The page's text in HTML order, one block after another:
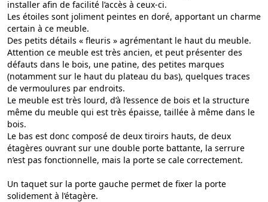
installer afin de facilité l’accès à ceux-ci.
Les étoiles sont joliment peintes en doré, apportant un charme
certain à ce meuble.
Des petits détails « fleuris » agrémentant le haut du meuble.
Attention ce meuble est très ancien, et peut présenter des
défauts dans le bois, une patine, des petites marques
(notamment sur le haut du plateau du bas), quelques traces
de vermoulures par endroits.
Le meuble est très lourd, d’à l’essence de bois et la structure
même du meuble qui est très épaisse, taillée à même dans le
bois.
Le bas est donc composé de deux tiroirs hauts, de deux
étagères ouvrant sur une double porte battante, la serrure
n’est pas fonctionnelle, mais la porte se cale correctement.
Un taquet sur la porte gauche permet de fixer la porte
solidement à l’étagère.